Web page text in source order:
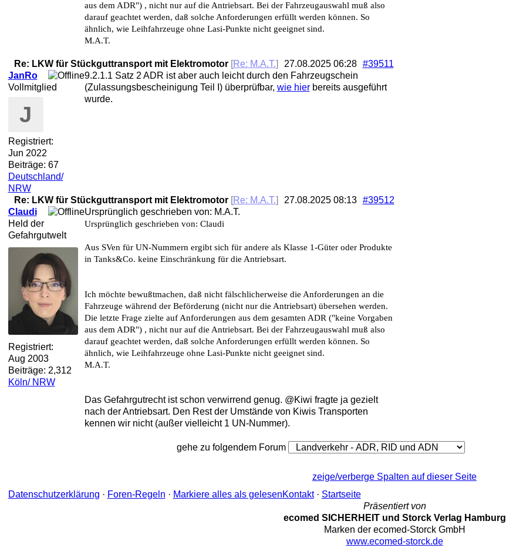
aus dem ADR") , nicht nur auf die Antriebsart. Bei der Fahrzeugauswahl muß also
darauf geachtet werden, daß solche Anforderungen erfüllt werden können. So
ähnlich, wie Leihfahrzeuge ohne Lasi-Punkte nicht geeignet sind.
M.A.T.
Re: LKW für Stückguttransport mit Elektromotor [Re: M.A.T.] #39511
27.08.2025 06:28
JanRo
Vollmitglied
J
Registriert:
Jun 2022
Beiträge: 67
Deutschland/
NRW
9.2.1.1 Satz 2 ADR ist aber auch leicht durch den Fahrzeugschein
(Zulassungsbescheinigung Teil I) überprüfbar, wie hierbereits ausgeführt
wurde.
Re: LKW für Stückguttransport mit Elektromotor [Re: M.A.T.] #39512
27.08.2025 08:13
Claudi
Held der
Gefahrgutwelt
Registriert:
Aug 2003
Beiträge: 2,312
Köln/ NRW
Ursprünglich geschrieben von: M.A.T.
Ursprünglich geschrieben von: Claudi
Aus SVen für UN-Nummern ergibt sich für andere als Klasse 1-Güter oder Produkte
in Tanks&Co. keine Einschränkung für die Antriebsart.
Ich möchte bewußtmachen, daß nicht fälschlicherweise die Anforderungen an die
Fahrzeuge während der Beförderung (nicht nur die Antriebsart) übersehen werden.
Die letzte Frage zielte auf Anforderungen aus dem gesamten ADR ("keine Vorgaben
aus dem ADR") , nicht nur auf die Antriebsart. Bei der Fahrzeugauswahl muß also
darauf geachtet werden, daß solche Anforderungen erfüllt werden können. So
ähnlich, wie Leihfahrzeuge ohne Lasi-Punkte nicht geeignet sind.
M.A.T.
Das Gefahrgutrecht ist schon verwirrend genug. @Kiwi fragte ja gezielt
nach der Antriebsart. Den Rest der Umstände von Kiwis Transporten
kennen wir nicht (außer vielleicht 1 UN-Nummer).
gehe zu folgendem Forum
zeige/verberge Spalten auf dieser Seite
Datenschutzerklärung · Foren-Regeln · Markiere alles als gelesenKontakt· Startseite
Präsentiert von
ecomed SICHERHEIT und Storck Verlag Hamburg
Marken der ecomed-Storck GmbH
www.ecomed-storck.de